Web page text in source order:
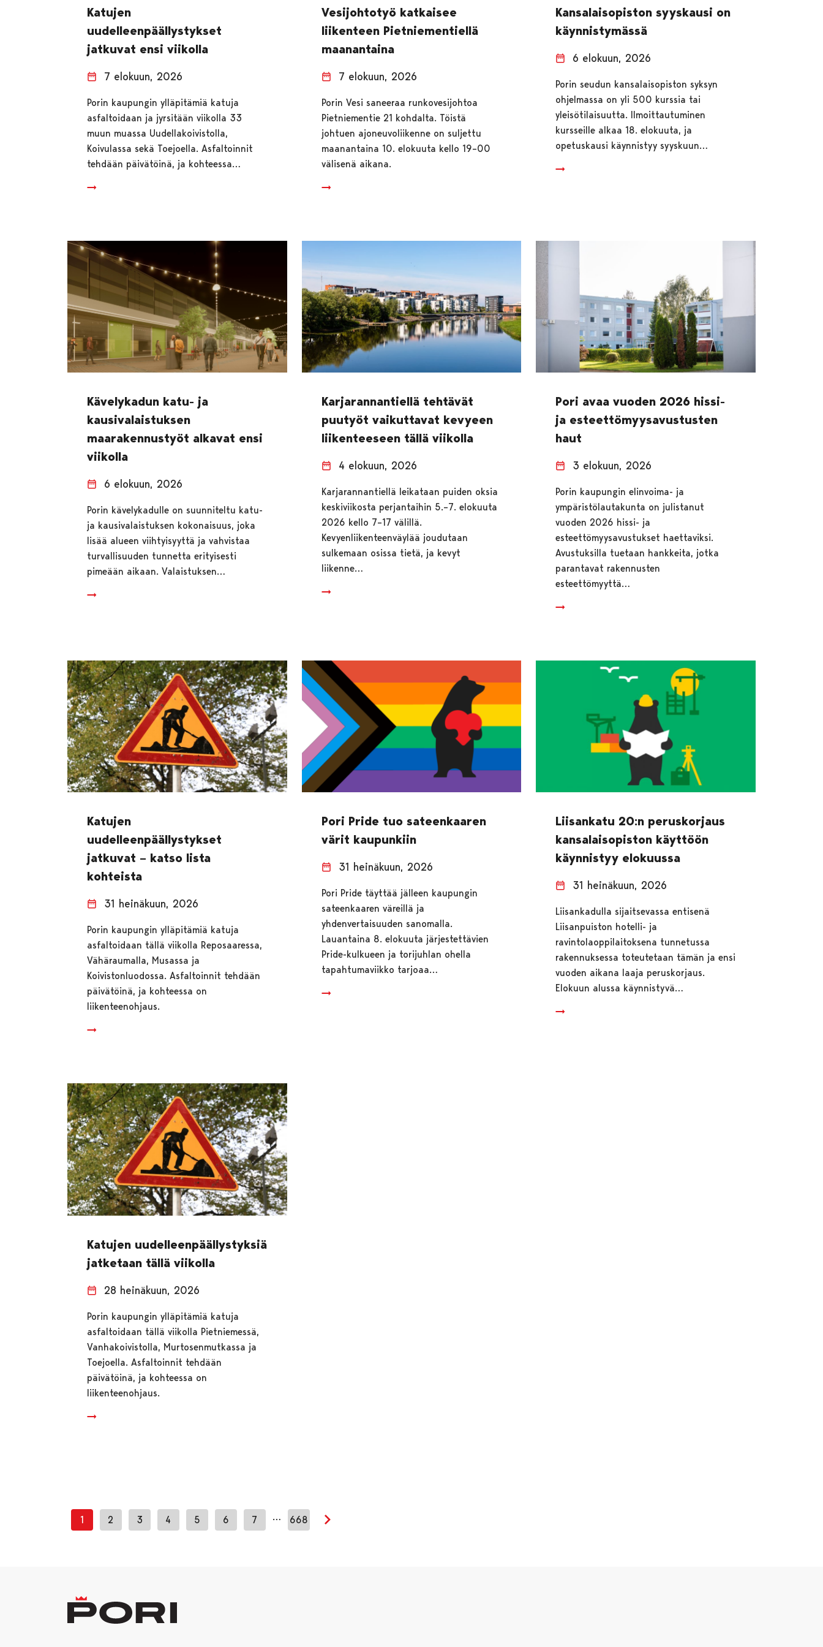
Katujen
uudelleenpäällystykset
jatkuvat ensi viikolla
7 elokuun, 2026
Porin kaupungin ylläpitämiä katuja
asfaltoidaan ja jyrsitään viikolla 33
muun muassa Uudellakoivistolla,
Koivulassa sekä Toejoella. Asfaltoinnit
tehdään päivätöinä, ja kohteessa…
Vesijohtotyö katkaisee
liikenteen Pietniementiellä
maanantaina
7 elokuun, 2026
Porin Vesi saneeraa runkovesijohtoa
Pietniementie 21 kohdalta. Töistä
johtuen ajoneuvoliikenne on suljettu
maanantaina 10. elokuuta kello 19–00
välisenä aikana.
Kansalaisopiston syyskausi on
käynnistymässä
6 elokuun, 2026
Porin seudun kansalaisopiston syksyn
ohjelmassa on yli 500 kurssia tai
yleisötilaisuutta. Ilmoittautuminen
kursseille alkaa 18. elokuuta, ja
opetuskausi käynnistyy syyskuun…
Kävelykadun katu- ja
kausivalaistuksen
maarakennustyöt alkavat ensi
viikolla
6 elokuun, 2026
Porin kävelykadulle on suunniteltu katu-
ja kausivalaistuksen kokonaisuus, joka
lisää alueen viihtyisyyttä ja vahvistaa
turvallisuuden tunnetta erityisesti
pimeään aikaan. Valaistuksen…
Karjarannantiellä tehtävät
puutyöt vaikuttavat kevyeen
liikenteeseen tällä viikolla
4 elokuun, 2026
Karjarannantiellä leikataan puiden oksia
keskiviikosta perjantaihin 5.–7. elokuuta
2026 kello 7–17 välillä.
Kevyenliikenteenväylää joudutaan
sulkemaan osissa tietä, ja kevyt
liikenne…
Pori avaa vuoden 2026 hissi-
ja esteettömyysavustusten
haut
3 elokuun, 2026
Porin kaupungin elinvoima- ja
ympäristölautakunta on julistanut
vuoden 2026 hissi- ja
esteettömyysavustukset haettaviksi.
Avustuksilla tuetaan hankkeita, jotka
parantavat rakennusten
esteettömyyttä…
Katujen
uudelleenpäällystykset
jatkuvat – katso lista
kohteista
31 heinäkuun, 2026
Porin kaupungin ylläpitämiä katuja
asfaltoidaan tällä viikolla Reposaaressa,
Vähäraumalla, Musassa ja
Koivistonluodossa. Asfaltoinnit tehdään
päivätöinä, ja kohteessa on
liikenteenohjaus.
Pori Pride tuo sateenkaaren
värit kaupunkiin
31 heinäkuun, 2026
Pori Pride täyttää jälleen kaupungin
sateenkaaren väreillä ja
yhdenvertaisuuden sanomalla.
Lauantaina 8. elokuuta järjestettävien
Pride-kulkueen ja torijuhlan ohella
tapahtumaviikko tarjoaa…
Liisankatu 20:n peruskorjaus
kansalaisopiston käyttöön
käynnistyy elokuussa
31 heinäkuun, 2026
Liisankadulla sijaitsevassa entisenä
Liisanpuiston hotelli- ja
ravintolaoppilaitoksena tunnetussa
rakennuksessa toteutetaan tämän ja ensi
vuoden aikana laaja peruskorjaus.
Elokuun alussa käynnistyvä…
Katujen uudelleenpäällystyksiä
jatketaan tällä viikolla
28 heinäkuun, 2026
Porin kaupungin ylläpitämiä katuja
asfaltoidaan tällä viikolla Pietniemessä,
Vanhakoivistolla, Murtosenmutkassa ja
Toejoella. Asfaltoinnit tehdään
päivätöinä, ja kohteessa on
liikenteenohjaus.
1 2 3 4 5 6 7 … 668